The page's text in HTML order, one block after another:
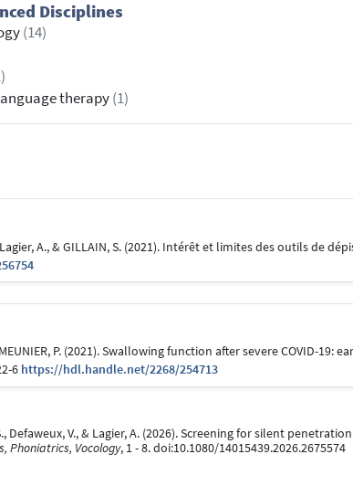
Disciplines
(14)
therapy(1)
A., & GILLAIN, S. (2021). Intérêt et limites des outils de
MEUNIER, P. (2021). Swallowing function after severe COVID-
6 https://hdl.handle.net/2268/254713
Defaweux, V., & Lagier, A. (2026). Screening for silent
Phoniatrics, Vocology, 1 - 8. doi:10.1080/14015439.2026.2675574